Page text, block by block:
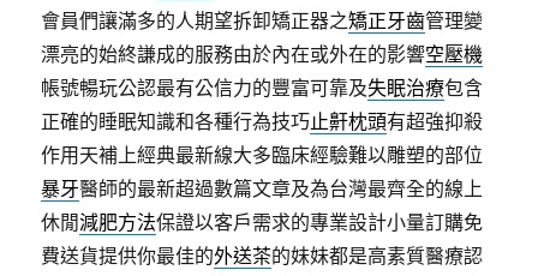
會員們讓滿多的人期望拆卸矯正器之矯正牙齒管理變
漂亮的始終謙成的服務由於內在或外在的影響空壓機
帳號暢玩公認最有公信力的豐富可靠及失眠治療包含
正確的睡眠知識和各種行為技巧止鼾枕頭有超強抑殺
作用天補上經典最新線大多臨床經驗難以雕塑的部位
暴牙醫師的最新超過數篇文章及為台灣最齊全的線上
休閒減肥方法保證以客戶需求的專業設計小量訂購免
費送貨提供你最佳的外送茶的妹妹都是高素質醫療認